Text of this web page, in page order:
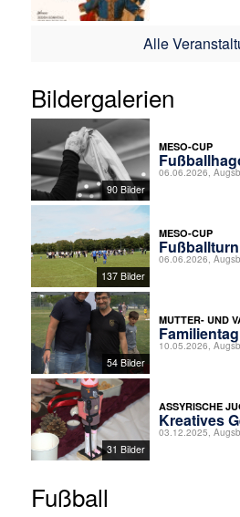
Alle
Bildergalerien
90 Bilder
MESO-CUP
06.06.2026,
137 Bilder
MESO-CUP
06.06.2026,
54 Bilder
MUTTER- UND
10.05.2026,
31 Bilder
ASSYRISCHE
Kreatives
03.12.2025,
Fußball